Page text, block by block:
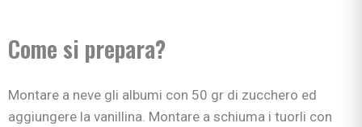
Come si prepara?
Montare a neve gli albumi con 50 gr di zucchero ed
aggiungere la vanillina. Montare a schiuma i tuorli con